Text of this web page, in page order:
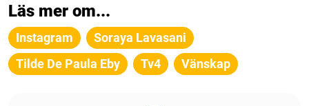
Läs mer om...
Instagram
Soraya Lavasani
Tilde De Paula Eby
Tv4 Vänskap